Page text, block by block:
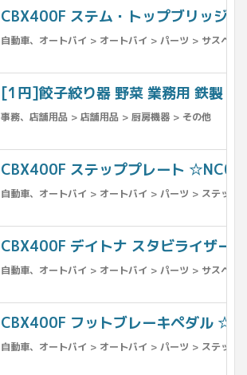
CBX400F ステム・トップブリッジ
自動車、オートバイ > オートバイ > パーツ > サスペン
[1円]餃子絞り器 野菜 業務用 鉄製
事務、店舗用品 > 店舗用品 > 厨房機器 > その他
CBX400F ステッププレート
自動車、オートバイ > オートバイ > パーツ > ステップ
CBX400F デイトナ スタビライザ
自動車、オートバイ > オートバイ > パーツ > サスペン
CBX400F フットブレーキペダル
自動車、オートバイ > オートバイ > パーツ > ステップ